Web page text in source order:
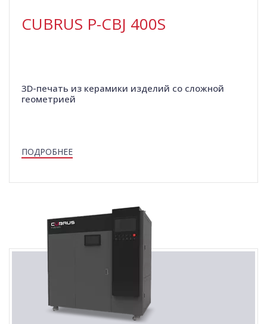
CUBRUS P-СBJ 400S
3D-печать из керамики изделий со сложной
геометрией
ПОДРОБНЕЕ